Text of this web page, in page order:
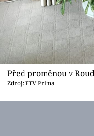
Před proměnou v
Zdroj: FTV Prima